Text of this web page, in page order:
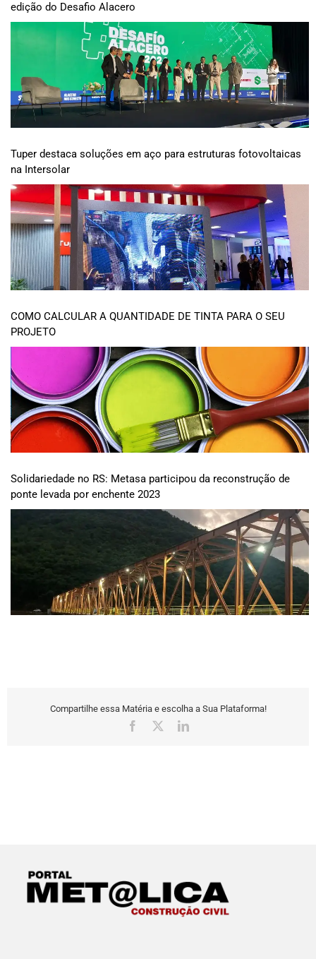
edição do Desafio Alacero
Tuper destaca soluções em aço para estruturas fotovoltaicas
na Intersolar
COMO CALCULAR A QUANTIDADE DE TINTA PARA O SEU
PROJETO
Solidariedade no RS: Metasa participou da reconstrução de
ponte levada por enchente 2023
Compartilhe essa Matéria e escolha a Sua Plataforma!
Facebook LinkedIn